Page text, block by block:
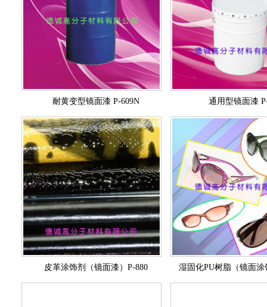
耐黄变型镜面漆 P-609N 通用型镜面漆
皮革涂饰剂（镜面漆）P-880 湿固化PU树脂（镜面涂